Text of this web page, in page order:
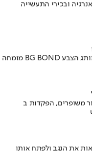
ובכירי התעשייה
את הנגב ולפתח אותו